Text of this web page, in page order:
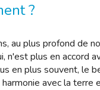
?
au plus profond de
n'est plus en accord
en plus souvent, le
avec la terre